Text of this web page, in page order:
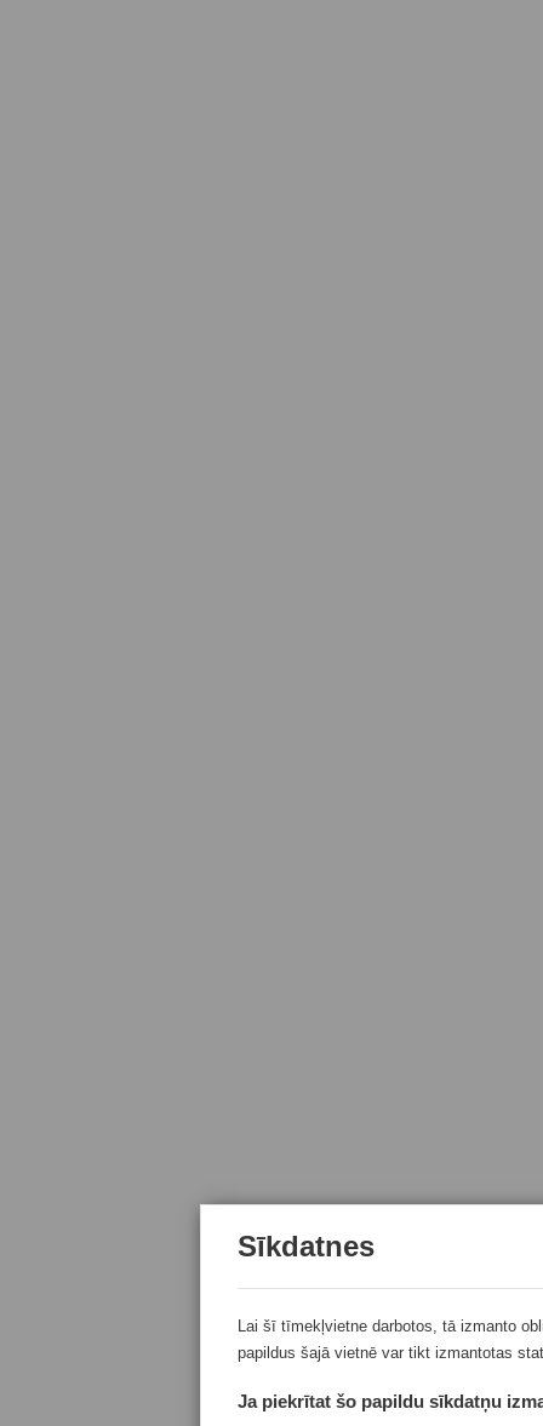
Sīkdatnes
Lai šī tīmekļvietne darbotos, tā izmanto
papildus šajā vietnē var tikt izmantotas
Ja piekrītat šo papildu sīkdatņu